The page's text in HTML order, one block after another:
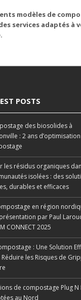
modèles de
services adaptés à
POSTS
des biosolides à
: 2 ans
les résidus organiques
isolées : des
durables et efficaces
en région
par Paul
CONNECT 2025
: Une Solution
les Risques de
de compostage Plug N
au Nord